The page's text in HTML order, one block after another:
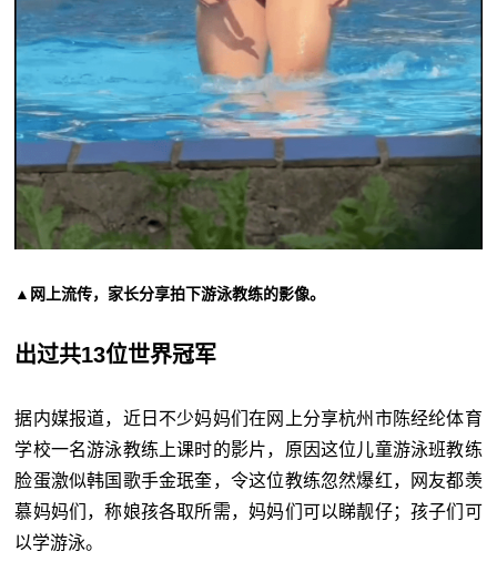
▲网上流传，家长分享拍下游泳教练的影像。
出过共13位世界冠军
据内媒报道，近日不少妈妈们在网上分享杭州市陈经纶体育
学校一名游泳教练上课时的影片，原因这位儿童游泳班教练
脸蛋激似韩国歌手金珉奎，令这位教练忽然爆红，网友都羡
慕妈妈们，称娘孩各取所需，妈妈们可以睇靓仔；孩子们可
以学游泳。